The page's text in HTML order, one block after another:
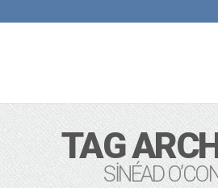
TAG
SINÉAD